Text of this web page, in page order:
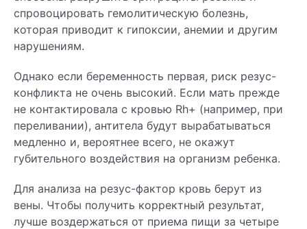
спровоцировать гемолитическую болезнь,
которая приводит к гипоксии, анемии и другим
нарушениям.
Однако если беременность первая, риск резус-
конфликта не очень высокий. Если мать прежде
не контактировала с кровью Rh+ (например, при
переливании), антитела будут вырабатываться
медленно и, вероятнее всего, не окажут
губительного воздействия на организм ребенка.
Для анализа на резус-фактор кровь берут из
вены. Чтобы получить корректный результат,
лучше воздержаться от приема пищи за четыре